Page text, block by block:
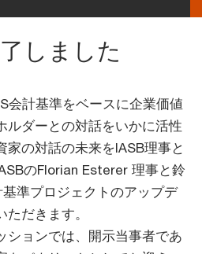
しました
会計基準をベースに企業価値
ルダーとの対話をいかに活性
の対話の未来をIASB理事と
のFlorian Esterer 理事と鈴
準プロジェクトのアップデ
だきます。
ションでは、開示当事者であ